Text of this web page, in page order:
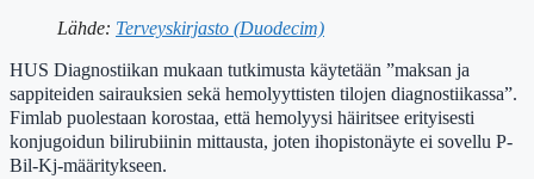
Lähde: Terveyskirjasto (Duodecim)
HUS Diagnostiikan mukaan tutkimusta käytetään ”maksan ja
sappiteiden sairauksien sekä hemolyyttisten tilojen diagnostiikassa”.
Fimlab puolestaan korostaa, että hemolyysi häiritsee erityisesti
konjugoidun bilirubiinin mittausta, joten ihopistonäyte ei sovellu P-
Bil-Kj-määritykseen.